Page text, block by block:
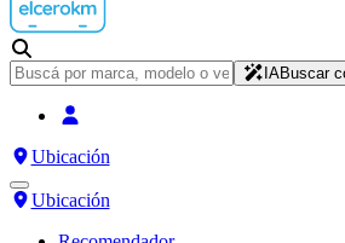
IABuscar
Ubicación
Ubicación